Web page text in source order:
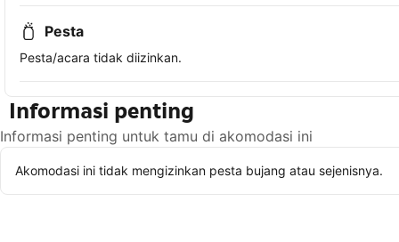
Pesta
Pesta/acara tidak diizinkan.
Informasi penting
Informasi penting untuk tamu di akomodasi ini
Akomodasi ini tidak mengizinkan pesta bujang atau sejenisnya.